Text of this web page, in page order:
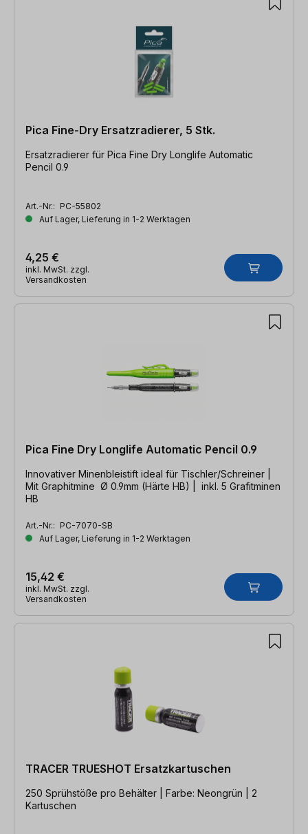
Pica Fine-Dry Ersatzradierer, 5 Stk.
Ersatzradierer für Pica Fine Dry Longlife Automatic
Pencil 0.9
Art.-Nr.: PC-55802
Auf Lager, Lieferung in 1-2 Werktagen
4,25 €
inkl. MwSt. zzgl.
Versandkosten
Pica Fine Dry Longlife Automatic Pencil 0.9
Innovativer Minenbleistift ideal für Tischler/Schreiner |
Mit Graphitmine Ø 0.9mm (Härte HB) | inkl. 5 Grafitminen
HB
Art.-Nr.: PC-7070-SB
Auf Lager, Lieferung in 1-2 Werktagen
15,42 €
inkl. MwSt. zzgl.
Versandkosten
TRACER TRUESHOT Ersatzkartuschen
250 Sprühstöße pro Behälter | Farbe: Neongrün | 2
Kartuschen